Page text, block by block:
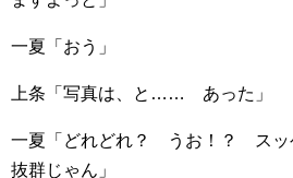
一夏「おう」
上条「写真は、と…… あった」
一夏「どれどれ？ うお！？ スッ
抜群じゃん」